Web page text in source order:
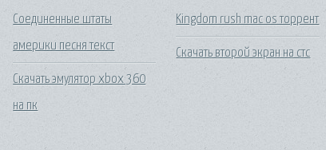
Соединенные штаты
америки песня текст
Скачать эмулятор xbox 360
на пк
Kingdom rush mac os торрент
Скачать второй экран на стс